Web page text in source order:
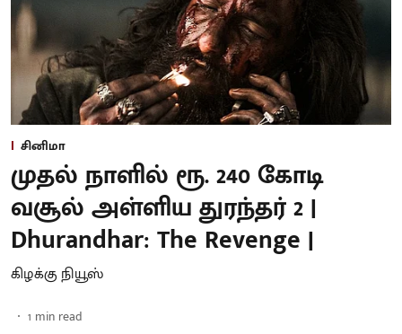
சினிமா
முதல் நாளில் ரூ. 240 கோடி
வசூல் அள்ளிய துரந்தர் 2 |
Dhurandhar: The Revenge |
கிழக்கு நியூஸ்
1 min read